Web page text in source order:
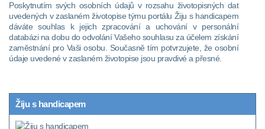
Poskytnutím svých osobních údajů v rozsahu životopisných dat
uvedených v zaslaném životopise týmu portálu Žiju s handicapem
dáváte souhlas k jejich zpracování a uchování v personální
databázi na dobu do odvolání Vašeho souhlasu za účelem získání
zaměstnání pro Vaši osobu. Současně tím potvrzujete, že osobní
údaje uvedené v zaslaném životopise jsou pravdivé a přesné.
Žiju s handicapem